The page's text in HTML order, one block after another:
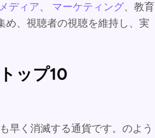
ディア、 マーケティング、教育
め、視聴者の視聴を維持し、実
ップ10
早く消滅する通貨です。のよう